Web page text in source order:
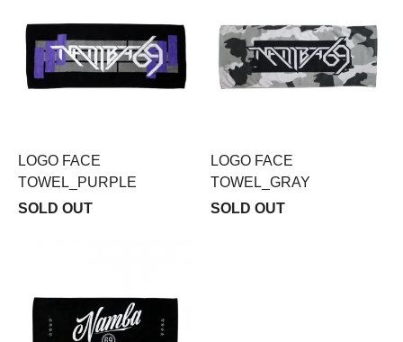
LOGO FACE
TOWEL_PURPLE
SOLD OUT
LOGO FACE
TOWEL_GRAY
SOLD OUT